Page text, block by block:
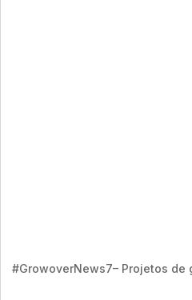
#GrowoverNews7– Projetos